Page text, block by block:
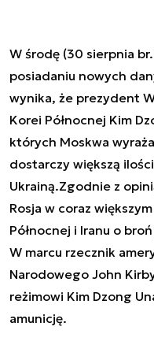
W środę (30 sierpnia
posiadaniu nowych
wynika, że prezydent
Korei Północnej Kim
których Moskwa
dostarczy większą
Ukrainą.Zgodnie z
Rosja w coraz
Północnej i Iranu o
W marcu rzecznik
Narodowego John
reżimowi Kim Dzong
amunicję.